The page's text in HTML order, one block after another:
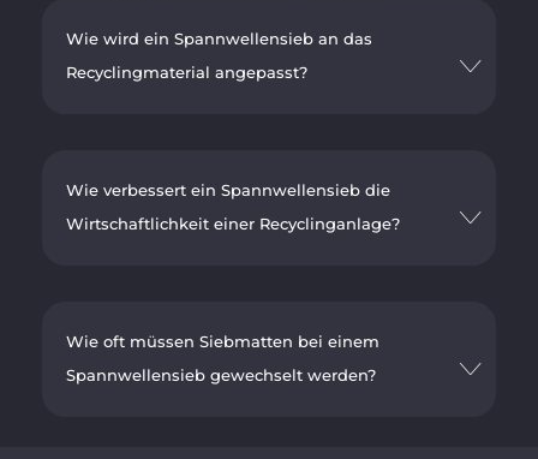
Wie wird ein Spannwellensieb an das
Recyclingmaterial angepasst?
Wie verbessert ein Spannwellensieb die
Wirtschaftlichkeit einer Recyclinganlage?
Wie oft müssen Siebmatten bei einem
Spannwellensieb gewechselt werden?